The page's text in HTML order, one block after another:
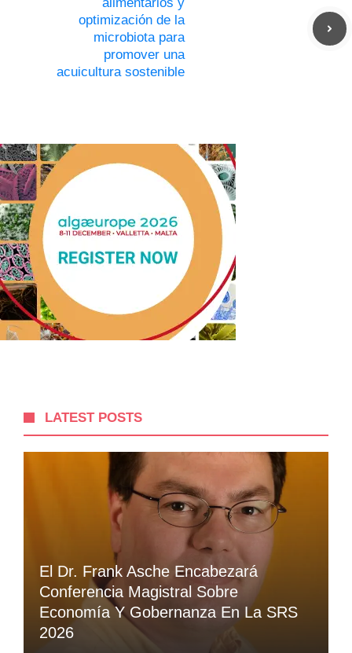
optimización de la
microbiota para
promover una
acuicultura sostenible
LATEST POSTS
El Dr. Frank Asche Encabezará
Conferencia Magistral Sobre
Economía Y Gobernanza En La SRS
2026